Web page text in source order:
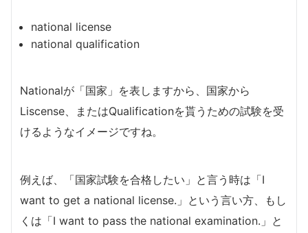
national license
national qualification
Nationalが「国家」を表しますから、国家から
Liscense、またはQualificationを貰うための試験を受
けるようなイメージですね。
例えば、「国家試験を合格したい」と言う時は「I
want to get a national license.」という言い方、もし
くは「I want to pass the national examination.」と